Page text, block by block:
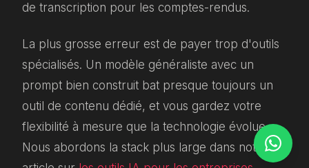
de transcription pour les comptes-rendus.
La plus grosse erreur est de payer trop d'outils
spécialisés. Un modèle généraliste avec un
prompt bien construit bat presque toujours un
outil de contenu dédié, et vous gardez votre
flexibilité à mesure que la technologie évolue.
Nous abordons la stack plus large dans notre